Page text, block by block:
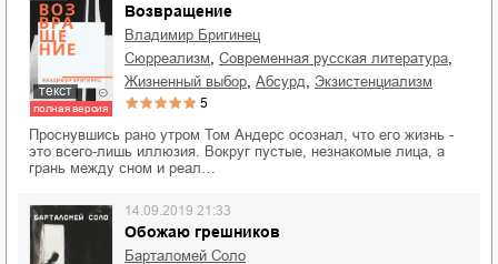
текст
полная версия
Возвращение
Владимир Бригинец
сюрреализм
современная русская литература
жизненный выбор абсурд экзистенциализм
5
Проснувшись рано утром Том Андерс осознал, что его жизнь -
это всего-лишь иллюзия. Вокруг пустые, незнакомые лица, а
грань между сном и реал…
Обожаю грешников
14.09.2019 21:33
Барталомей Соло